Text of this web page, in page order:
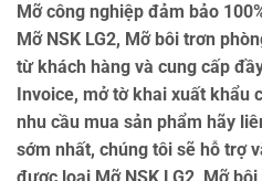
Mỡ công nghiệp đảm bảo
Mỡ NSK LG2, Mỡ bôi trơn
từ khách hàng và cung cấp
Invoice, mở tờ khai xuất khẩu
nhu cầu mua sản phẩm hãy
sớm nhất, chúng tôi sẽ hỗ trợ